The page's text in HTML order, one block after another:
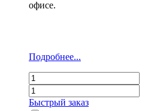
офисе.
Подробнее...
Быстрый заказ